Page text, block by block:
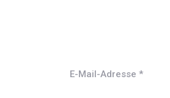
E-Mail-Adresse*